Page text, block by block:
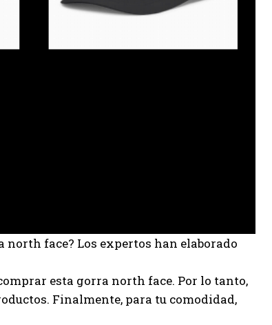
north face? Los expertos han elaborado
esta gorra north face. Por lo tanto,
Finalmente, para tu comodidad,